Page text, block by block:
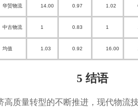
华贸物流 14.00 0.97 1.02
中古物流 1 0.83 1
均值 1.03 0.92 16.00
5 结语
高质量转型的不断推进，现代物流